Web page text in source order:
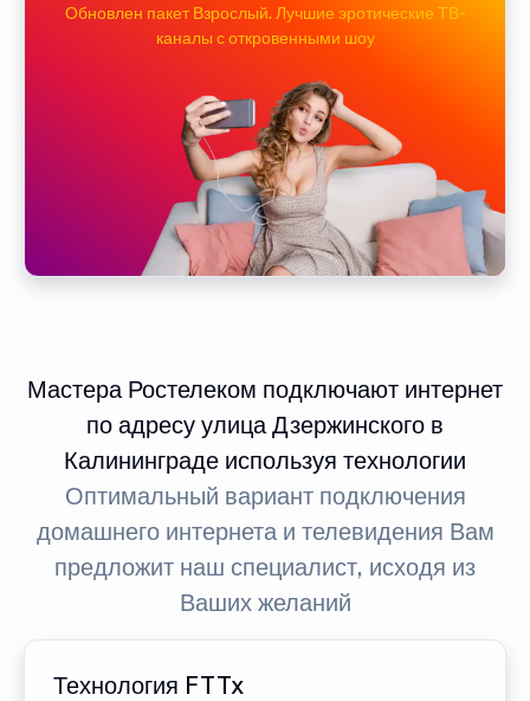
Обновлен пакет Взрослый. Лучшие эротические ТВ-
каналы с откровенными шоу
Мастера Ростелеком подключают интернет
по адресу улица Дзержинского в
Калининграде используя технологии
Оптимальный вариант подключения
домашнего интернета и телевидения Вам
предложит наш специалист, исходя из
Ваших желаний
Технология FTTx